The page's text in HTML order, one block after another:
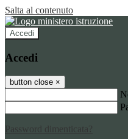
Salta al contenuto
Accedi
Accedi
button close ×
Password dimenticata?